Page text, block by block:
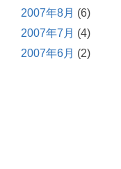
2007年8月 (6)
2007年7月 (4)
2007年6月 (2)